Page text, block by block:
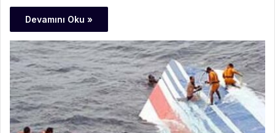
Devamını Oku »